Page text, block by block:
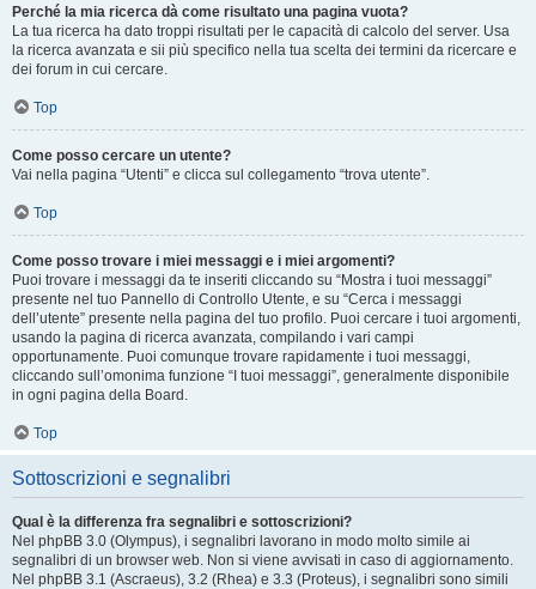
Perché la mia ricerca dà come risultato una pagina vuota?
La tua ricerca ha dato troppi risultati per le capacità di calcolo del server. Usa
la ricerca avanzata e sii più specifico nella tua scelta dei termini da ricercare e
dei forum in cui cercare.
Top
Come posso cercare un utente?
Vai nella pagina “Utenti” e clicca sul collegamento “trova utente”.
Top
Come posso trovare i miei messaggi e i miei argomenti?
Puoi trovare i messaggi da te inseriti cliccando su “Mostra i tuoi messaggi”
presente nel tuo Pannello di Controllo Utente, e su “Cerca i messaggi
dell’utente” presente nella pagina del tuo profilo. Puoi cercare i tuoi argomenti,
usando la pagina di ricerca avanzata, compilando i vari campi
opportunamente. Puoi comunque trovare rapidamente i tuoi messaggi,
cliccando sull’omonima funzione “I tuoi messaggi”, generalmente disponibile
in ogni pagina della Board.
Top
Sottoscrizioni e segnalibri
Qual è la differenza fra segnalibri e sottoscrizioni?
Nel phpBB 3.0 (Olympus), i segnalibri lavorano in modo molto simile ai
segnalibri di un browser web. Non si viene avvisati in caso di aggiornamento.
Nel phpBB 3.1 (Ascraeus), 3.2 (Rhea) e 3.3 (Proteus), i segnalibri sono simili